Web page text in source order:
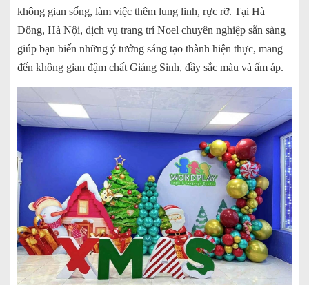
không gian sống, làm việc thêm lung linh, rực rỡ. Tại Hà
Đông, Hà Nội, dịch vụ trang trí Noel chuyên nghiệp sẵn sàng
giúp bạn biến những ý tưởng sáng tạo thành hiện thực, mang
đến không gian đậm chất Giáng Sinh, đầy sắc màu và ấm áp.